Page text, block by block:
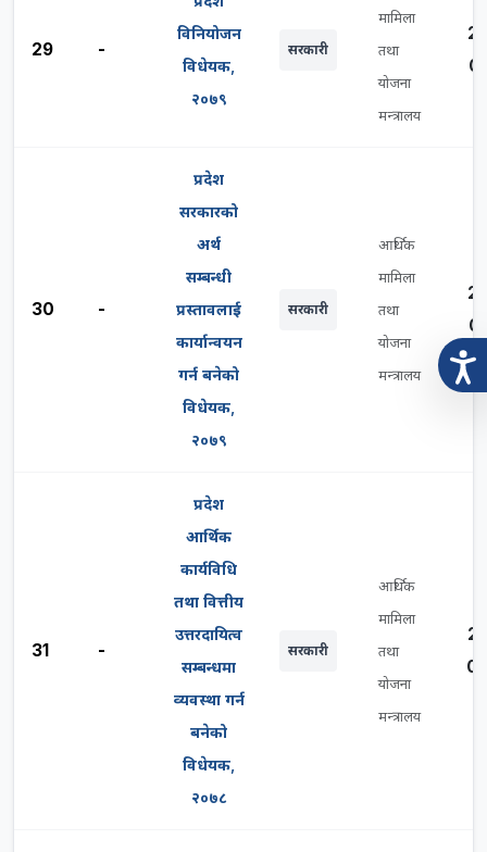
29 -
विनियोजन
विधेयक,
२०७९
सरकारी
मामिला
तथा
योजना
मन्त्रालय
30 -
प्रदेश
सरकारको
अर्थ
सम्बन्धी
प्रस्तावलाई
कार्यान्वयन
गर्न बनेको
विधेयक,
२०७९
सरकारी
आर्थिक
मामिला
तथा
योजना
मन्त्रालय
31 -
प्रदेश
आर्थिक
कार्यविधि
तथा वित्तीय
उत्तरदायित्व
सम्बन्धमा
व्यवस्था गर्न
बनेको
विधेयक,
२०७८
सरकारी
आर्थिक
मामिला
तथा
योजना
मन्त्रालय